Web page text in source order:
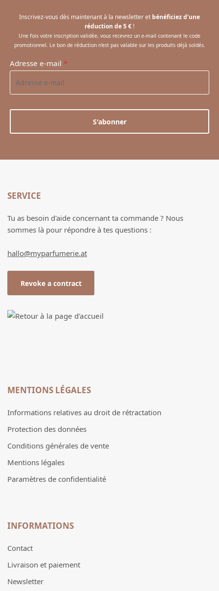
Inscrivez-vous dès maintenant à la newsletter et bénéficiez d'une
réduction de 5 € !
Une fois votre inscription validée, vous recevrez un e-mail contenant le code
promotionnel. Le bon de réduction n'est pas valable sur les produits déjà soldés.
Adresse e-mail *
S'abonner
SERVICE
Tu as besoin d'aide concernant ta commande ? Nous
sommes là pour répondre à tes questions :
hallo@myparfumerie.at
Revoke a contract
MENTIONS LÉGALES
Informations relatives au droit de rétractation
Protection des données
Conditions générales de vente
Mentions légales
Paramètres de confidentialité
INFORMATIONS
Contact
Livraison et paiement
Newsletter